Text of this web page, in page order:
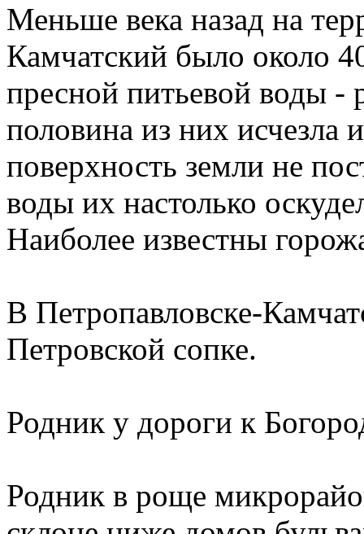
Меньше века назад на
Камчатский было около
пресной питьевой воды -
половина из них исчезла
поверхность земли не
воды их настолько
Наиболее известны
В Петропавловске-
Петровской сопке.
Родник у дороги к
Родник в роще